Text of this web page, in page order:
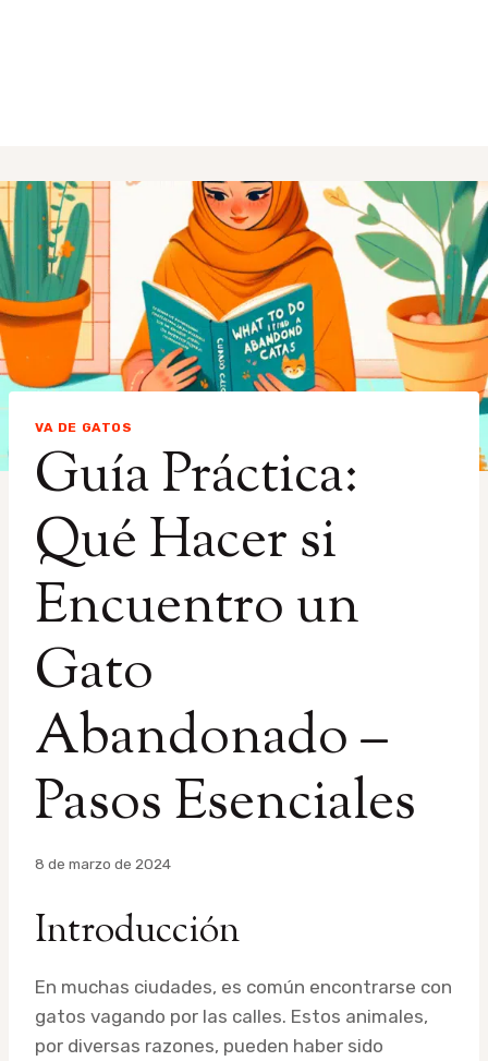
VA DE GATOS
Guía Práctica:
Qué Hacer si
Encuentro un
Gato
Abandonado –
Pasos Esenciales
Por
8 de marzo de 2024
Introducción
En muchas ciudades, es común encontrarse con
gatos vagando por las calles. Estos animales,
por diversas razones, pueden haber sido